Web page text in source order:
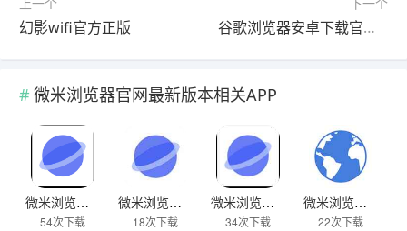
幻影wifi官方正版 谷歌浏览器安卓下载官方正版
微米浏览器官网最新版本相关APP
微米浏览器旧版免费下载
54次下载
微米浏览器官方版
18次下载
微米浏览器官网手机版
34次下载
微米浏览器最新免费版
22次下载